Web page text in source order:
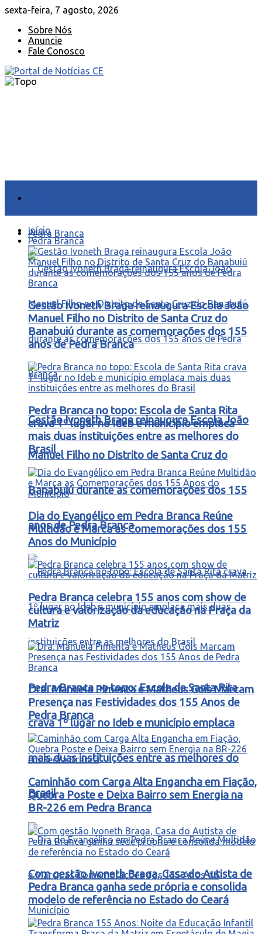
sexta-feira, 7 agosto, 2026
Sobre Nós
Anuncie
Fale Conosco
Pedra Branca
Gestão Ivoneth Braga reinaugura Escola João
Manuel Filho no Distrito de Santa Cruz do
Banabuiú durante as comemorações dos 155
anos de Pedra Branca
Pedra Branca no topo: Escola de Santa Rita
crava 1º lugar no Ideb e município emplaca
mais duas instituições entre as melhores do
Brasil
Início
Pedra Branca
Gestão Ivoneth Braga reinaugura Escola João
Manuel Filho no Distrito de Santa Cruz do
Banabuiú durante as comemorações dos 155
anos de Pedra Branca
Pedra Branca no topo: Escola de Santa Rita
crava 1º lugar no Ideb e município emplaca
mais duas instituições entre as melhores do
Brasil
Dia do Evangélico em Pedra Branca Reúne
Multidão e Marca as Comemorações dos 155
Anos do Município
Pedra Branca celebra 155 anos com show de
cultura e valorização da educação na Praça da
Matriz
Dra. Manuela Pimenta e Matheus Gois Marcam
Presença nas Festividades dos 155 Anos de
Pedra Branca
Caminhão com Carga Alta Engancha em Fiação,
Quebra Poste e Deixa Bairro sem Energia na
BR-226 em Pedra Branca
Com gestão Ivoneth Braga, Casa do Autista de
Pedra Branca ganha sede própria e consolida
modelo de referência no Estado do Ceará